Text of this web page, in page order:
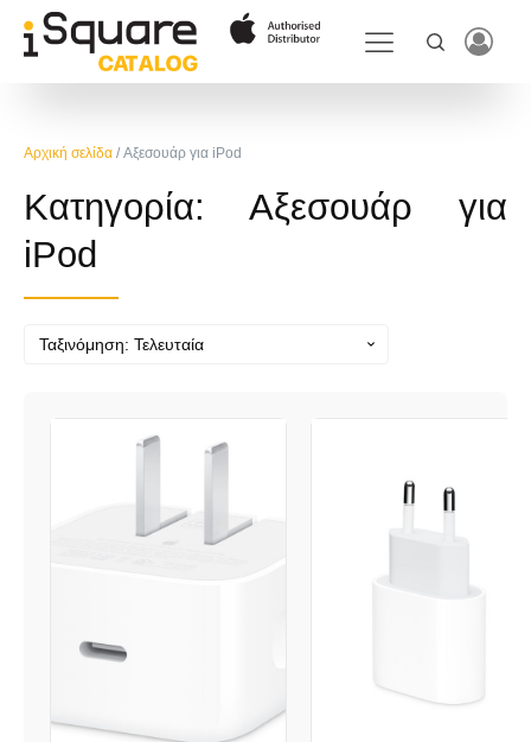
Αρχική σελίδα / Αξεσουάρ για iPod
Κατηγορία: Αξεσουάρ για
iPod